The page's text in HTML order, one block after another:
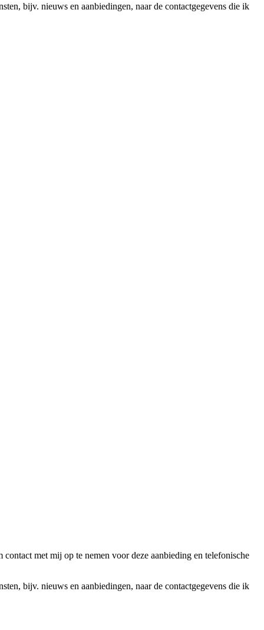
bijv. nieuws en aanbiedingen, naar de contactgegevens die ik
met mij op te nemen voor deze aanbieding en telefonische
bijv. nieuws en aanbiedingen, naar de contactgegevens die ik